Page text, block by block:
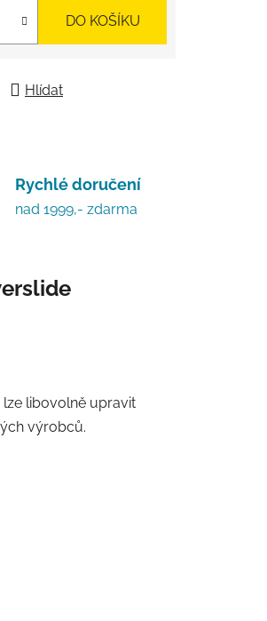
DO KOŠÍKU
Hlídat
Rychlé doručení
nad 1999,- zdarma
lze libovolně upravit
výrobců.